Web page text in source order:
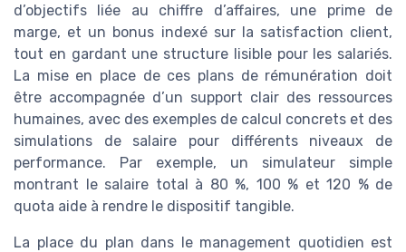
d’objectifs liée au chiffre d’affaires, une prime de
marge, et un bonus indexé sur la satisfaction client,
tout en gardant une structure lisible pour les salariés.
La mise en place de ces plans de rémunération doit
être accompagnée d’un support clair des ressources
humaines, avec des exemples de calcul concrets et des
simulations de salaire pour différents niveaux de
performance. Par exemple, un simulateur simple
montrant le salaire total à 80 %, 100 % et 120 % de
quota aide à rendre le dispositif tangible.
La place du plan dans le management quotidien est